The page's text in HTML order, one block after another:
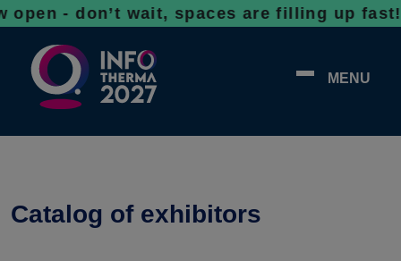
- don’t wait, spaces are filling up fast!
MENU
Catalog of exhibitors